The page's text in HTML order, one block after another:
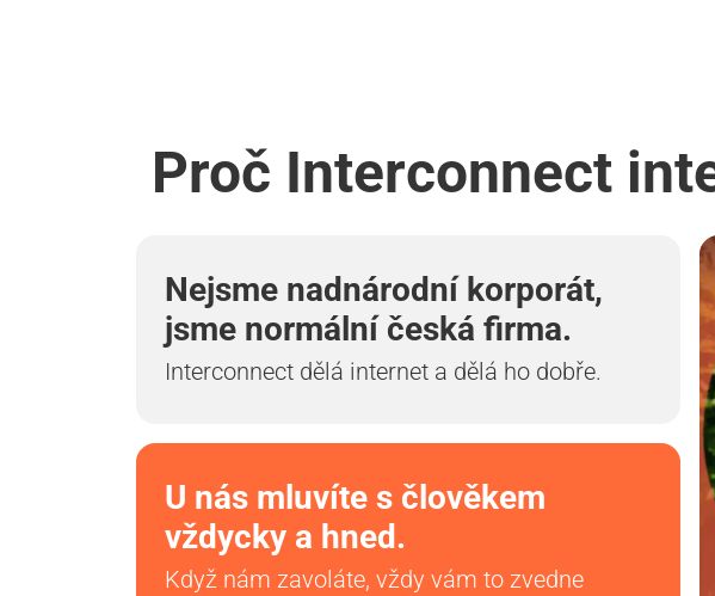
Proč Interconnect
Nejsme nadnárodní korporát,
jsme normální česká firma.
Interconnect dělá internet a dělá ho dobře.
U nás mluvíte s člověkem
vždycky a hned.
Když nám zavoláte, vždy vám to zvedne